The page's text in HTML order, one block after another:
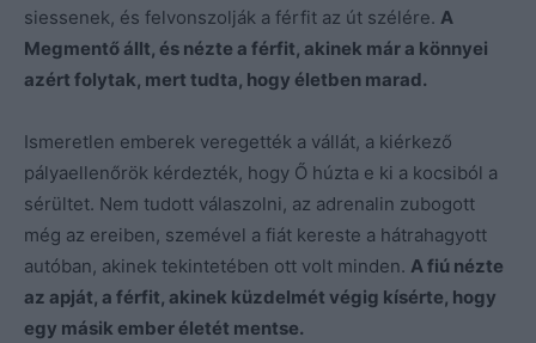
siessenek, és felvonszolják a férfit az út szélére. A
Megmentő állt, és nézte a férfit, akinek már a könnyei
azért folytak, mert tudta, hogy életben marad.
Ismeretlen emberek veregették a vállát, a kiérkező
pályaellenőrök kérdezték, hogy Ő húzta e ki a kocsiból a
sérültet. Nem tudott válaszolni, az adrenalin zubogott
még az ereiben, szemével a fiát kereste a hátrahagyott
autóban, akinek tekintetében ott volt minden. A fiú nézte
az apját, a férfit, akinek küzdelmét végig kísérte, hogy
egy másik ember életét mentse.